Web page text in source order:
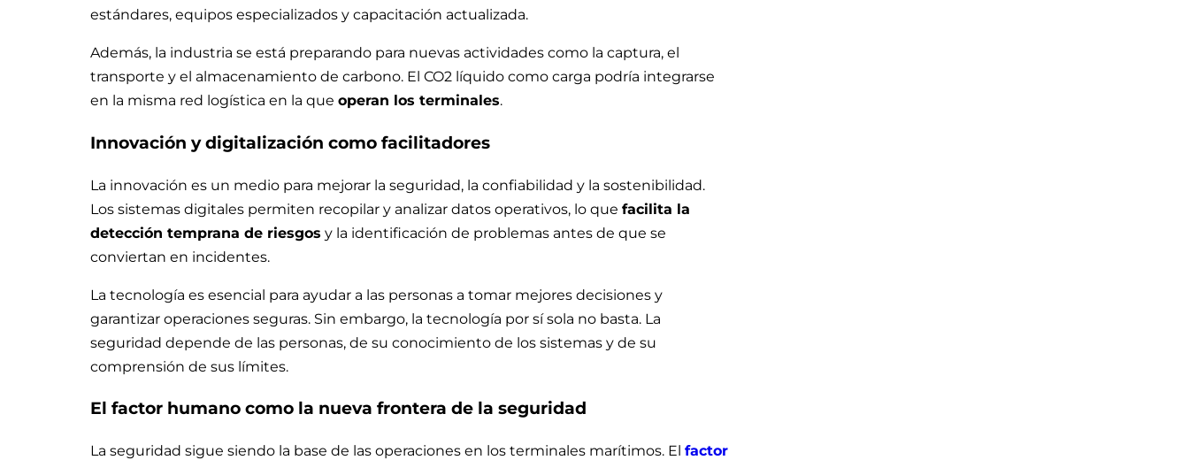
estándares, equipos especializados y capacitación actualizada.
Además, la industria se está preparando para nuevas actividades como la captura, el
transporte y el almacenamiento de carbono. El CO2 líquido como carga podría integrarse
en la misma red logística en la que operan los terminales.
Innovación y digitalización como facilitadores
La innovación es un medio para mejorar la seguridad, la confiabilidad y la sostenibilidad.
Los sistemas digitales permiten recopilar y analizar datos operativos, lo que facilita la
detección temprana de riesgos y la identificación de problemas antes de que se
conviertan en incidentes.
La tecnología es esencial para ayudar a las personas a tomar mejores decisiones y
garantizar operaciones seguras. Sin embargo, la tecnología por sí sola no basta. La
seguridad depende de las personas, de su conocimiento de los sistemas y de su
comprensión de sus límites.
El factor humano como la nueva frontera de la seguridad
La seguridad sigue siendo la base de las operaciones en los terminales marítimos. El factor